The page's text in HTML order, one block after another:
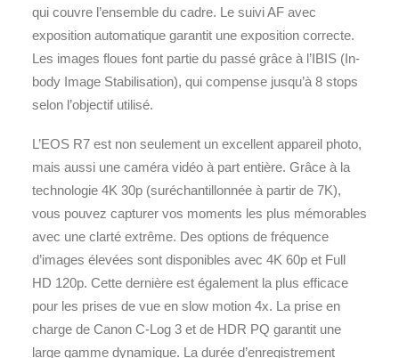
qui couvre l’ensemble du cadre. Le suivi AF avec
exposition automatique garantit une exposition correcte.
Les images floues font partie du passé grâce à l’IBIS (In-
body Image Stabilisation), qui compense jusqu’à 8 stops
selon l’objectif utilisé.
L’EOS R7 est non seulement un excellent appareil photo,
mais aussi une caméra vidéo à part entière. Grâce à la
technologie 4K 30p (suréchantillonnée à partir de 7K),
vous pouvez capturer vos moments les plus mémorables
avec une clarté extrême. Des options de fréquence
d’images élevées sont disponibles avec 4K 60p et Full
HD 120p. Cette dernière est également la plus efficace
pour les prises de vue en slow motion 4x. La prise en
charge de Canon C-Log 3 et de HDR PQ garantit une
large gamme dynamique. La durée d’enregistrement